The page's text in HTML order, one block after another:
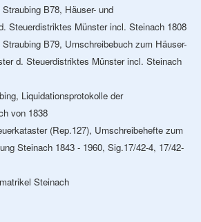
B78, Häuser- und
Steuerdistriktes Münster incl. Steinach 1808
B79, Umschreibebuch zum Häuser-
d. Steuerdistriktes Münster incl. Steinach
Liquidationsprotokolle der
von 1838
(Rep.127), Umschreibehefte zum
Steinach 1843 - 1960, Sig.17/42-4, 17/42-
Steinach